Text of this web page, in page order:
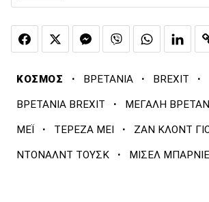
ΚΟΣΜΟΣ · ΒΡΕΤΑΝΙΑ · BREXIT ·
ΒΡΕΤΑΝΙΑ BREXIT · ΜΕΓΑΛΗ
ΜΕΪ · ΤΕΡΕΖΑ ΜΕΙ · ΖΑΝ ΚΛΟΝΤ
ΝΤΟΝΑΛΝΤ ΤΟΥΣΚ · ΜΙΣΕΛ ΜΠΑΡΝΙΕ